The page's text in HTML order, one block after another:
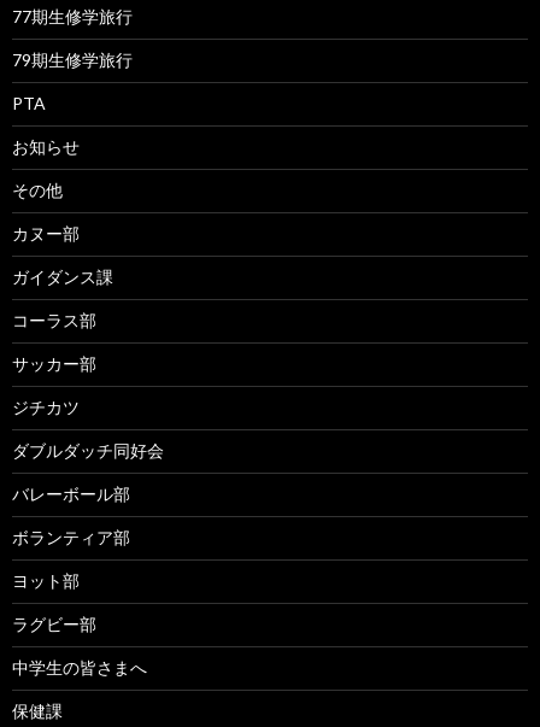
77期生修学旅行
79期生修学旅行
PTA
お知らせ
その他
カヌー部
ガイダンス課
コーラス部
サッカー部
ジチカツ
ダブルダッチ同好会
バレーボール部
ボランティア部
ヨット部
ラグビー部
中学生の皆さまへ
保健課